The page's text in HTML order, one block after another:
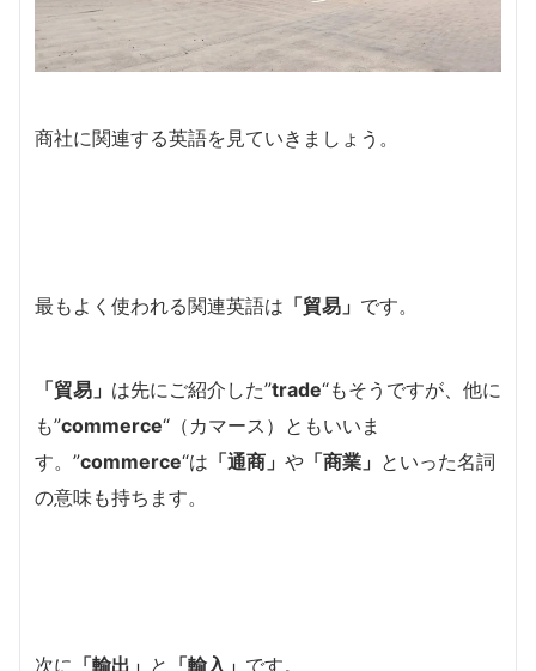
商社に関連する英語を見ていきましょう。
最もよく使われる関連英語は 「貿易」 です。
「貿易」 は先にご紹介した”trade“もそうですが、他に
も”commerce“（カマース）ともいいま
す。”commerce“は 「通商」 や 「商業」 といった名詞
の意味も持ちます。
次に 「輸出」 と 「輸入」 です。